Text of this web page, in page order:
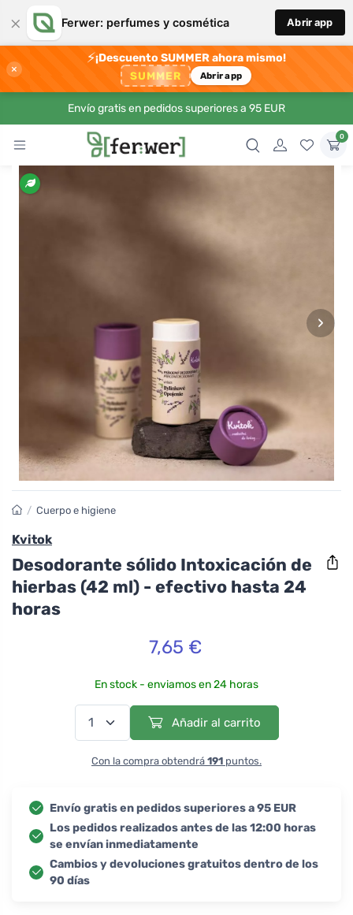
× Ferwer: perfumes y cosmética Abrir app
×
⚡¡Descuento SUMMER ahora mismo!
SUMMER Abrir app
Envío gratis en pedidos superiores a 95 EUR
0
›
/ Cuerpo e higiene
Kvitok
Desodorante sólido Intoxicación de
hierbas (42 ml) - efectivo hasta 24
horas
7,65 €
En stock - enviamos en 24 horas
Añadir al carrito
Con la compra obtendrá 191 puntos.
Envío gratis en pedidos superiores a 95 EUR
Los pedidos realizados antes de las 12:00 horas
se envían inmediatamente
Cambios y devoluciones gratuitos dentro de los
90 días